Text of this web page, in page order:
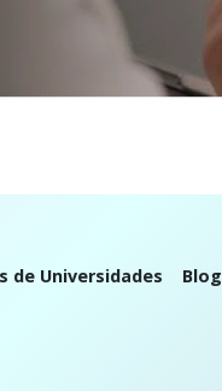
de Universidades Blog